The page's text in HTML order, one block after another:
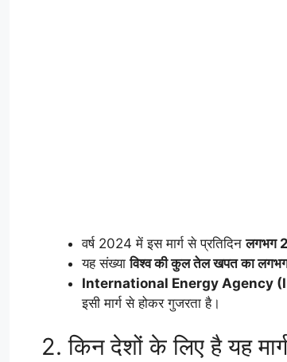
वर्ष 2024 में इस मार्ग से प्रतिदिनलगभग
यह संख्याविश्व की कुल तेल खपत का
International Energy Agency
इसी मार्ग से होकर गुजरता है।
2. किन देशों के लिए है यह